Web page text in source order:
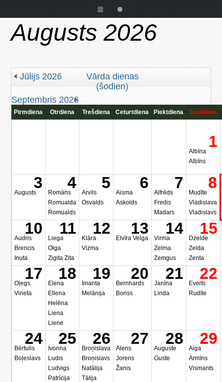
Augusts 2026
Jūlijs 2026
Vārda dienas
(šodien)
Septembris 2026
Pirmdiena Otrdiena Trešdiena Ceturtdiena Piektdiena Sestdiena
1
Albīna
Albīns
3
Augusts
4
Romāns
Romualda
Romualds
5
Arvils
Osvalds
6
Aisma
Askolds
7
Alfrēds
Fredis
Madars
8
Mudīte
Vladislava
Vladislavs
10
Audris
Brencis
Inuta
11
Liega
Olga
Zigita Zita
12
Klāra
Vizma
13
Elvīra Velga
14
Virma
Zelma
Zemgus
15
Dzelde
Zelda
Zenta
17
Oļegs
Vineta
18
Elena
Ellena
Helēna
Liena
Liene
19
Imanta
Melānija
20
Bernhards
Boriss
21
Janīna
Linda
22
Everts
Rudīte
24
Bērtulis
Boļeslavs
25
Ivonna
Ludis
Ludvigs
Patrīcija
26
Broņislava
Broņislavs
Natālija
Tālija
27
Alens
Jorens
Žanis
28
Auguste
Guste
29
Aiga
Armīns
Vismants